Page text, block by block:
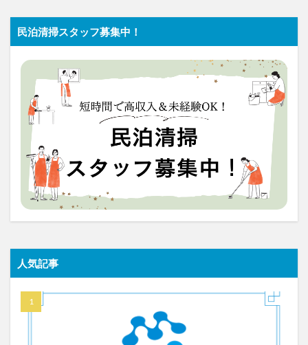
民泊清掃スタッフ募集中！
人気記事